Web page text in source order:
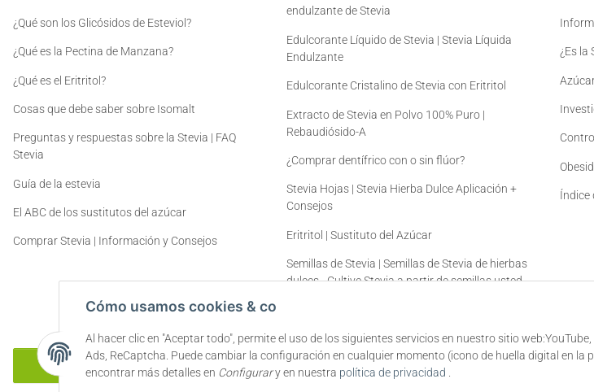
Cómo usamos cookies & co
Al hacer clic en "Aceptar todo", permite el uso de los siguientes servicios en nuestro sitio
Ads, ReCaptcha. Puede cambiar la configuración en cualquier momento (icono de huella digital en la
encontrar más detalles en Configurary en nuestra política de privacidad .
¿Qué son los Glicósidos de Esteviol?
¿Qué es la Pectina de Manzana?
¿Qué es el Eritritol?
Cosas que debe saber sobre Isomalt
Preguntas y respuestas sobre la Stevia | FAQ
Stevia
Guía de la estevia
El ABC de los sustitutos del azúcar
Comprar Stevia | Información y Consejos
endulzante de Stevia
Edulcorante Líquido de Stevia | Stevia Líquida
Endulzante
Edulcorante Cristalino de Stevia con Eritritol
Extracto de Stevia en Polvo 100% Puro |
Rebaudiósido-A
¿Comprar dentífrico con o sin flúor?
Stevia Hojas | Stevia Hierba Dulce Aplicación +
Consejos
Eritritol | Sustituto del Azúcar
Semillas de Stevia | Semillas de Stevia de hierbas
dulces - Cultive Stevia a partir de semillas usted
¿Es la
Índice
Rescindir el contrato